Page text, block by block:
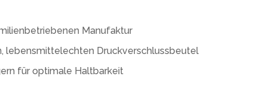
Manufaktur
lebensmittelechten Druckverschlussbeutel
für optimale Haltbarkeit